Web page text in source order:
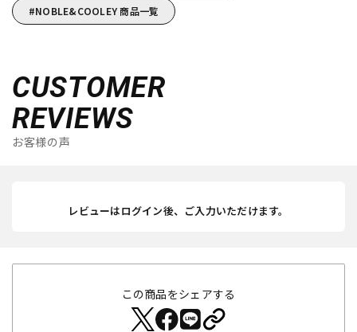
NOBLE&COOLEY 商品一覧
CUSTOMER
REVIEWS
お客様の声
レビューはログイン後、ご入力いただけます。
この商品をシェアする